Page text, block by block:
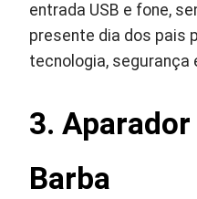
entrada USB e fone,
presente dia dos pais
tecnologia, segurança
3.
Barba